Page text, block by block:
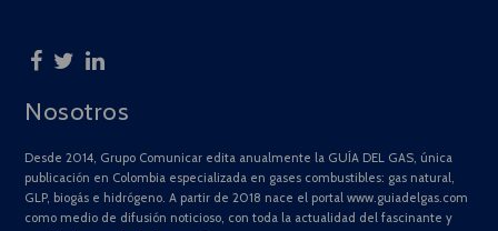
Nosotros
Desde 2014, Grupo Comunicar edita anualmente la GUÍA DEL GAS, única
publicación en Colombia especializada en gases combustibles: gas natural,
GLP, biogás e hidrógeno. A partir de 2018 nace el portal www.guiadelgas.com
como medio de difusión noticioso, con toda la actualidad del fascinante y